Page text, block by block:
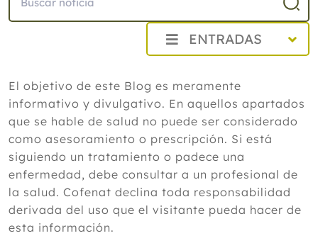
ENTRADAS
Agosto
Cistitis en verano: cinco remedios
naturales para aliviar los síntomas,
según un experto
Julio
Junio
Mayo
Marzo
El objetivo de este Blog es meramente
informativo y divulgativo. En aquellos apartados
que se hable de salud no puede ser considerado
como asesoramiento o prescripción. Si está
siguiendo un tratamiento o padece una
enfermedad, debe consultar a un profesional de
la salud. Cofenat declina toda responsabilidad
derivada del uso que el visitante pueda hacer de
esta información.